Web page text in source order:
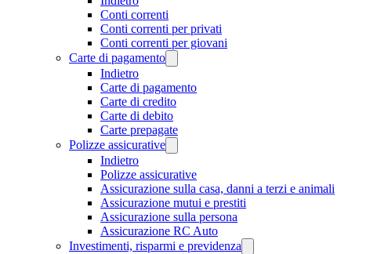
Conti correnti
Conti correnti per privati
Conti correnti per giovani
Carte di pagamento
Indietro
Carte di pagamento
Carte di credito
Carte di debito
Carte prepagate
Polizze assicurative
Indietro
Polizze assicurative
Assicurazione sulla casa, danni a terzi e animali
Assicurazione mutui e prestiti
Assicurazione sulla persona
Assicurazione RC Auto
Investimenti, risparmi e previdenza